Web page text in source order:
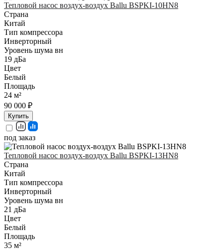
Тепловой насос воздух-воздух Ballu BSPKI-10HN8
Страна
Китай
Тип компрессора
Инверторный
Уровень шума вн
19 дБа
Цвет
Белый
Площадь
24 м²
90 000 ₽
Купить
под заказ
Тепловой насос воздух-воздух Ballu BSPKI-13HN8
Страна
Китай
Тип компрессора
Инверторный
Уровень шума вн
21 дБа
Цвет
Белый
Площадь
35 м²